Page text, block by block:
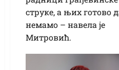
струке, а њих готово
немамо – навела је
Митровић.